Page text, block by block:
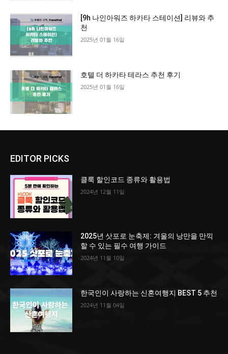
[9h 나인아워즈 하카타 스테이션] 리뷰와 추
천
2025년 01월 16일
호텔 더 하카타 테라스 추천 후기
2025년 01월 16일
EDITOR PICKS
클룩 할인코드 종류와 활용법
2024년 12월 11일
2025년 삿포로 눈축제: 겨울의 낭만을 만끽
할 수 있는 필수 여행 가이드
2024년 11월 10일
한국인이 사랑하는 신혼여행지 BEST 5 추천
2024년 11월 04일